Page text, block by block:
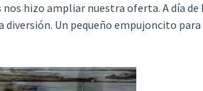
nos hizo ampliar nuestra oferta. A día de
diversión. Un pequeño empujoncito para